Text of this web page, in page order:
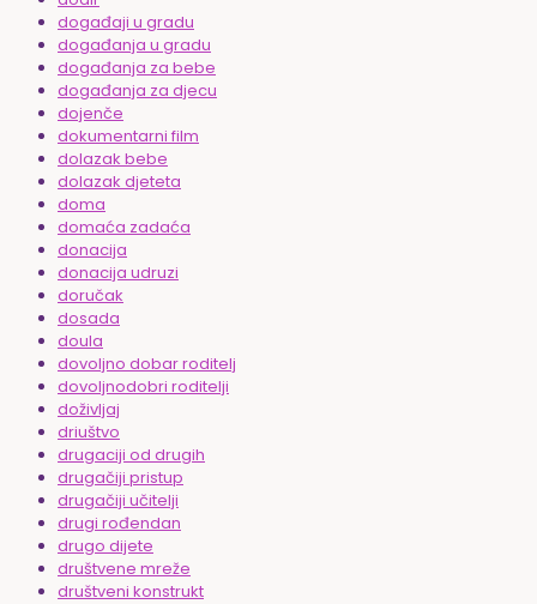
događaji u gradu
događanja u gradu
događanja za bebe
događanja za djecu
dojenče
dokumentarni film
dolazak bebe
dolazak djeteta
doma
domaća zadaća
donacija
donacija udruzi
doručak
dosada
doula
dovoljno dobar roditelj
dovoljnodobri roditelji
doživljaj
driuštvo
drugaciji od drugih
drugačiji pristup
drugačiji učitelji
drugi rođendan
drugo dijete
društvene mreže
društveni konstrukt